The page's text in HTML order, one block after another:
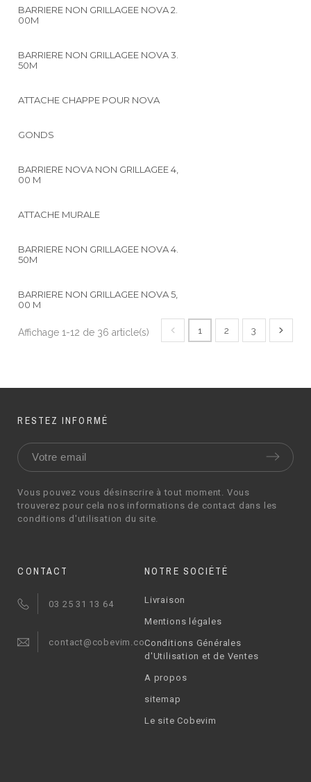
BARRIERE NON GRILLAGEE NOVA 2.
00M
BARRIERE NON GRILLAGEE NOVA 3.
50M
ATTACHE CHAPPE POUR NOVA
GONDS
BARRIERE NOVA NON GRILLAGEE 4,
00 M
ATTACHE MURALE
BARRIERE NON GRILLAGEE NOVA 4.
50M
BARRIERE NON GRILLAGEE NOVA 5,
00 M
Affichage 1-12 de 36 article(s) 1 2 3
RESTEZ INFORMÉ
Vous pouvez vous désinscrire à tout moment. Vous
trouverez pour cela nos informations de contact dans les
conditions d'utilisation du site.
CONTACT
03 25 31 13 64
contact@cobevim.com
NOTRE SOCIÉTÉ
Livraison
Mentions légales
Conditions Générales
d'Utilisation et de Ventes
A propos
sitemap
Le site Cobevim